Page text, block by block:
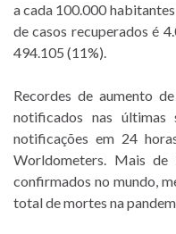
a cada 100.000
de casos recuperados é
494.105 (11%).
Recordes de aumento
notificados nas
notificações em 24
Worldometers. Mais
confirmados no mundo,
total de mortes na